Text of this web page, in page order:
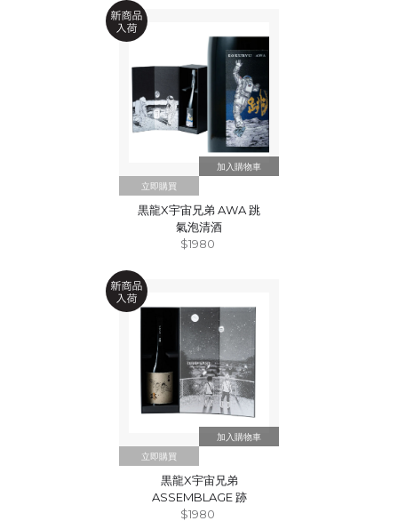
立即購買
黒龍X宇宙兄弟 AWA 跳
氣泡清酒
$1980
立即購買
黒龍X宇宙兄弟
ASSEMBLAGE 跡
$1980